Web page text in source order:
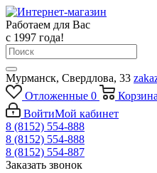
Работаем для Вас
с 1997 года!
Мурманск, Свердлова, 33
Отложенные 0 Корзина
ВойтиМой кабинет
8 (8152) 554-888
8 (8152) 554-888
8 (8152) 554-887
Заказать звонок